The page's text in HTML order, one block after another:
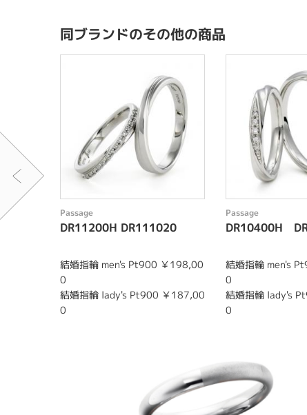
同ブランドのその他の商品
Passage
DR11200H DR111020
結婚指輪 men's Pt900 ￥198,00
0
結婚指輪 lady's Pt900 ￥187,00
0
Passage
DR10400H
結婚指輪 men's
0
結婚指輪 lady's
0